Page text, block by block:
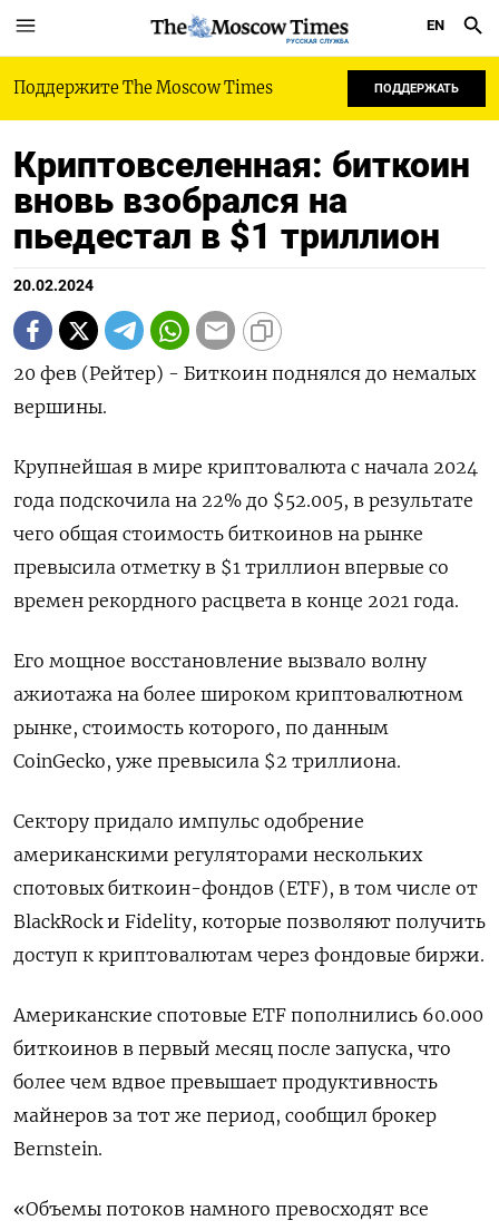
РУССКАЯ СЛУЖБА
EN
Поддержите The Moscow Times ПОДДЕРЖАТЬ
Криптовселенная: биткоин
вновь взобрался на
пьедестал в $1 триллион
20.02.2024
20 фев (Рейтер) - Биткоин поднялся до немалых
вершины.
Крупнейшая в мире криптовалюта с начала 2024
года подскочила на 22% до $52.005, в результате
чего общая стоимость биткоинов на рынке
превысила отметку в $1 триллион впервые со
времен рекордного расцвета в конце 2021 года.
Его мощное восстановление вызвало волну
ажиотажа на более широком криптовалютном
рынке, стоимость которого, по данным
CoinGecko, уже превысила $2 триллиона.
Сектору придало импульс одобрение
американскими регуляторами нескольких
спотовых биткоин-фондов (ETF), в том числе от
BlackRock и Fidelity, которые позволяют получить
доступ к криптовалютам через фондовые биржи.
Американские спотовые ETF пополнились 60.000
биткоинов в первый месяц после запуска, что
более чем вдвое превышает продуктивность
майнеров за тот же период, сообщил брокер
Bernstein.
«Объемы потоков намного превосходят все